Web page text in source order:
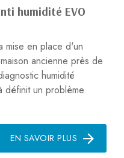
humidité EVO
mise en place d'un
ancienne près de
humidité
définit un problème
EN SAVOIR PLUS